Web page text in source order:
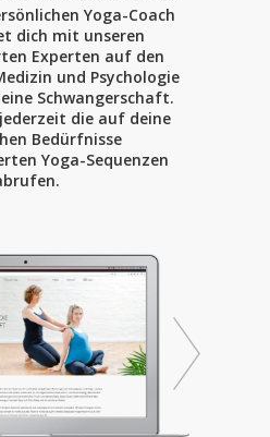
Yoga-Coach
dich mit unseren
Experten auf den
und Psychologie
Schwangerschaft.
die auf deine
Bedürfnisse
Yoga-Sequenzen